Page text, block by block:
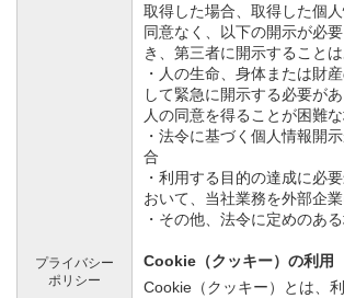
プライバシー
ポリシー
取得した場合、取得した個
同意なく、以下の開示が必
き、第三者に開示することは
・人の生命、身体または財
して緊急に開示する必要が
人の同意を得ることが困難
・法令に基づく個人情報開
合
・利用する目的の達成に必
おいて、当社業務を外部企
・その他、法令に定めのあ
Cookie（クッキー）の利用
Cookie（クッキー）とは、